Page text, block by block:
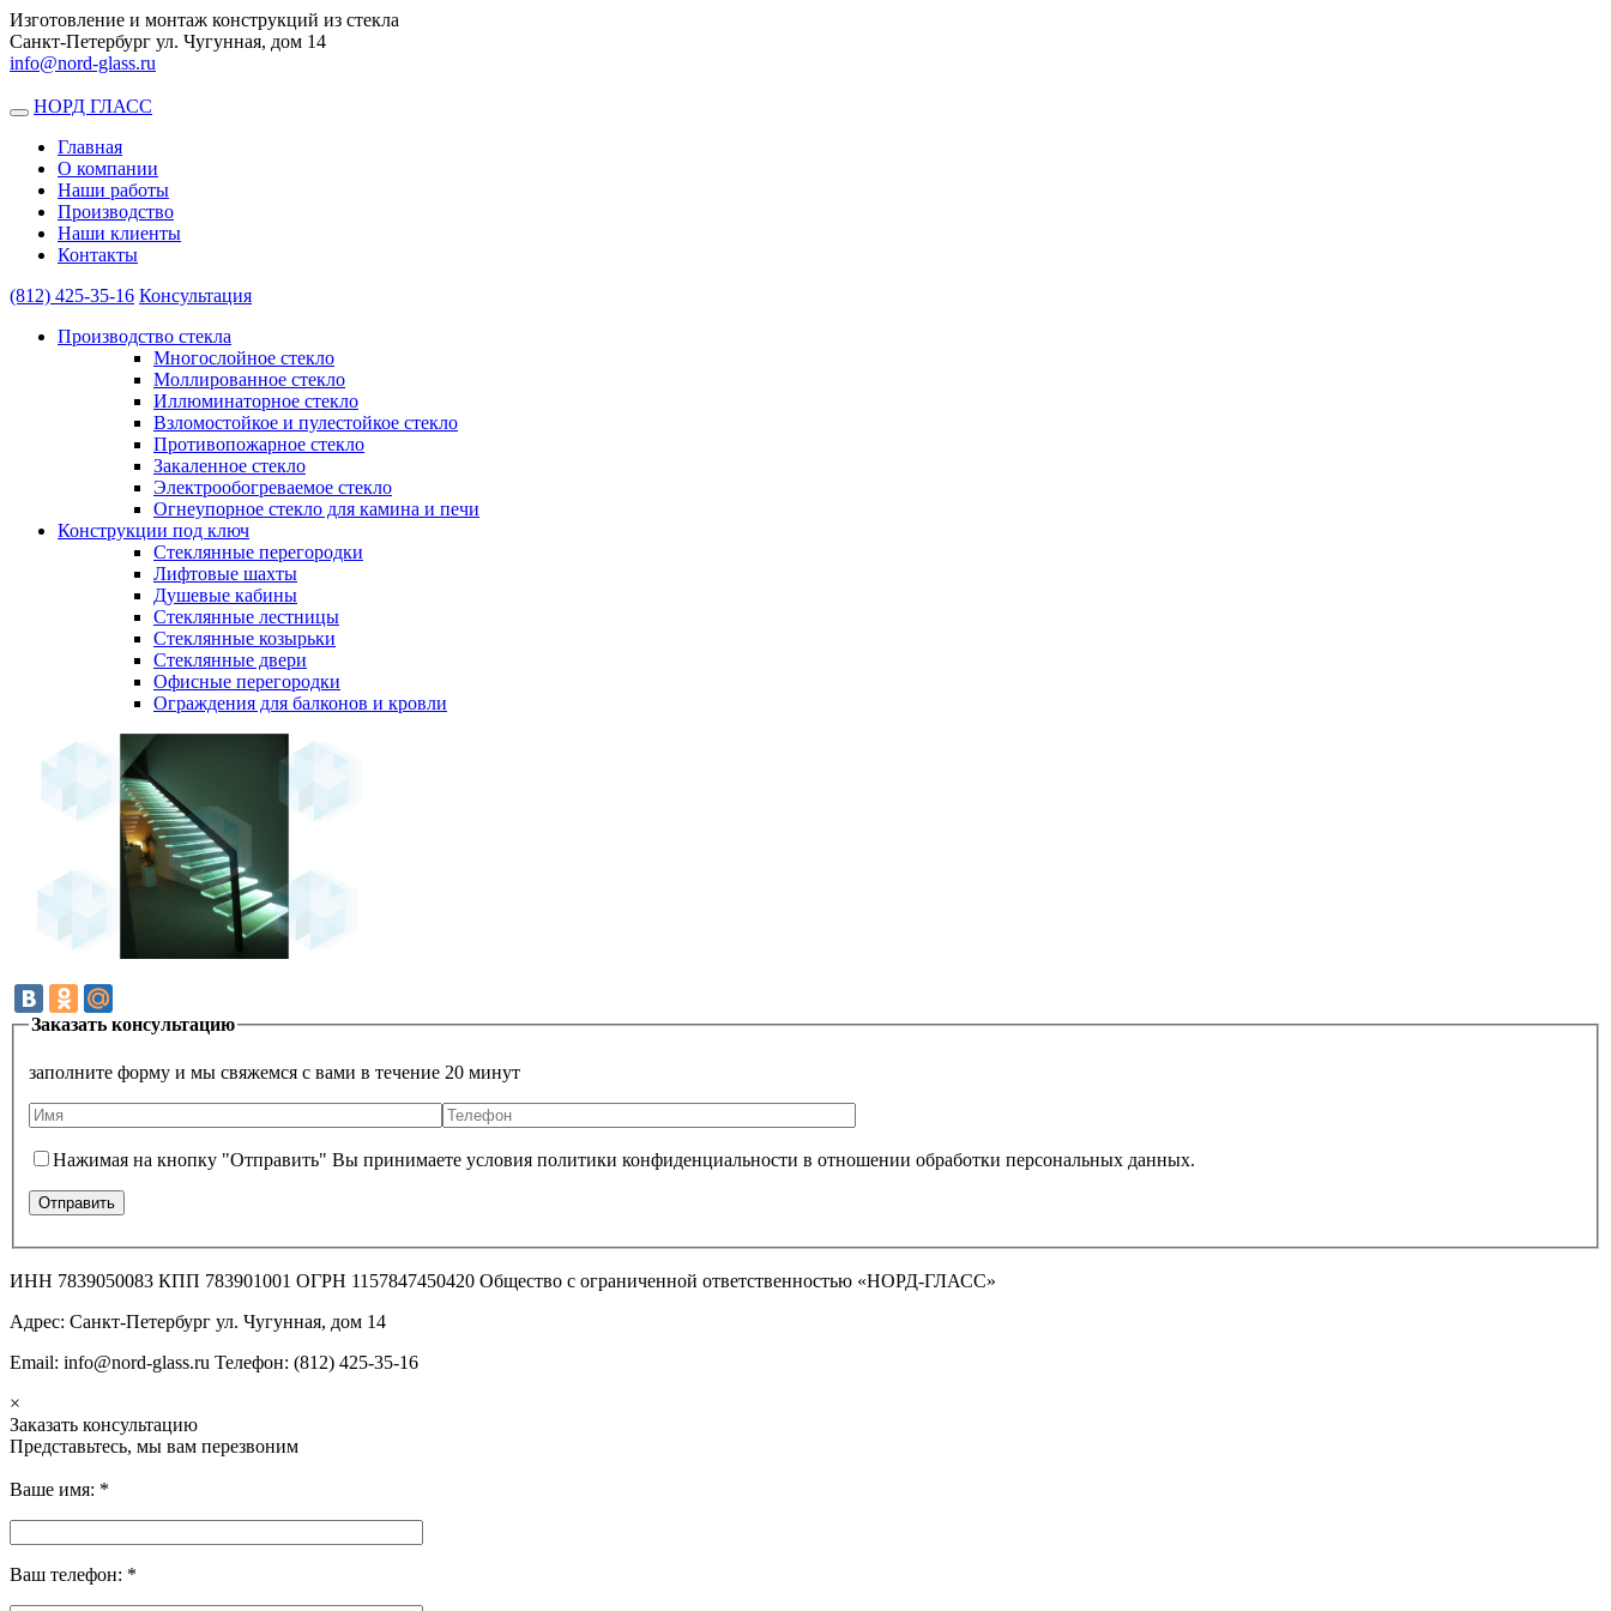
Изготовление и монтаж конструкций из стекла
Санкт-Петербург ул. Чугунная, дом 14
info@nord-glass.ru
Toggle
navigation
НОРД ГЛАСС
Главная
О компании
Наши работы
Производство
Наши клиенты
Контакты
(812) 425-35-16 Консультация
Производство стекла
Многослойное стекло
Моллированное стекло
Иллюминаторное стекло
Взломостойкое и пулестойкое стекло
Противопожарное стекло
Закаленное стекло
Электрообогреваемое стекло
Огнеупорное стекло для камина и печи
Конструкции под ключ
Стеклянные перегородки
Лифтовые шахты
Душевые кабины
Cтеклянные лестницы
Cтеклянные козырьки
Cтеклянные двери
Офисные перегородки
Ограждения для балконов и кровли
Заказать консультацию
заполните форму и мы свяжемся с вами в течение 20 минут
Нажимая на кнопку "Отправить" Вы принимаете условия политики конфиденциальности в отношении обработки персональных данных.
ИНН 7839050083 КПП 783901001 ОГРН 1157847450420 Общество с ограниченной ответственностью «НОРД-ГЛАСС»
Адрес: Санкт-Петербург ул. Чугунная, дом 14
Email: info@nord-glass.ru Телефон: (812) 425-35-16
×
Заказать консультацию
Представьтесь, мы вам перезвоним
Ваше имя: *
Ваш телефон: *